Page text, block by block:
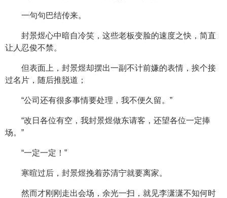
一句句巴结传来。
封景煜心中暗自冷笑，这些老板变脸的速度之快，简直
让人忍俊不禁。
但表面上，封景煜却摆出一副不计前嫌的表情，挨个接
过名片，随后推脱道；
“公司还有很多事情要处理，我不便久留。”
“改日各位有空，我封景煜做东请客，还望各位一定捧
场。”
“一定一定！”
寒暄过后，封景煜挽着苏清宁就要离家。
然而才刚刚走出会场，余光一扫，就见李潇潇不知何时